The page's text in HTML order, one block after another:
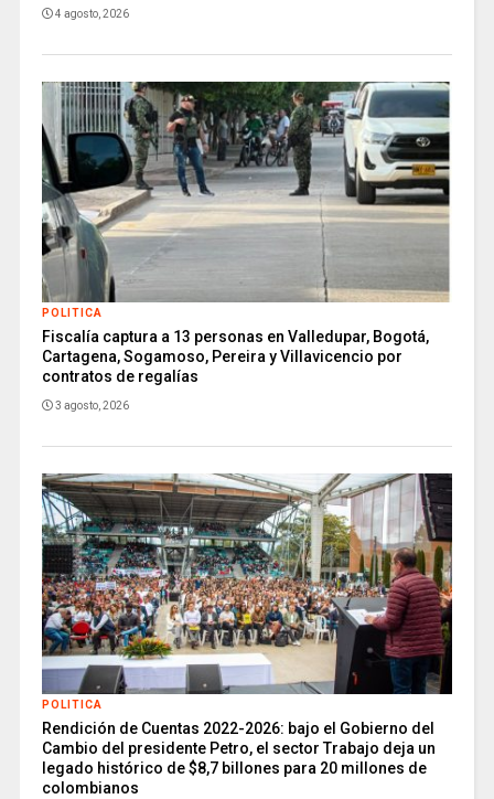
4 agosto, 2026
POLITICA
Fiscalía captura a 13 personas en Valledupar, Bogotá,
Cartagena, Sogamoso, Pereira y Villavicencio por
contratos de regalías
3 agosto, 2026
POLITICA
Rendición de Cuentas 2022-2026: bajo el Gobierno del
Cambio del presidente Petro, el sector Trabajo deja un
legado histórico de $8,7 billones para 20 millones de
colombianos